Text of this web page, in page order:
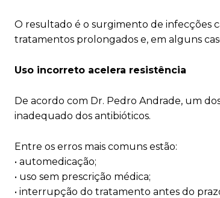
O resultado é o surgimento de infecções
tratamentos prolongados e, em alguns
Uso incorreto acelera resistência
De acordo com Dr. Pedro Andrade, um
inadequado dos antibióticos.
Entre os erros mais comuns estão:
• automedicação;
• uso sem prescrição médica;
• interrupção do tratamento antes do